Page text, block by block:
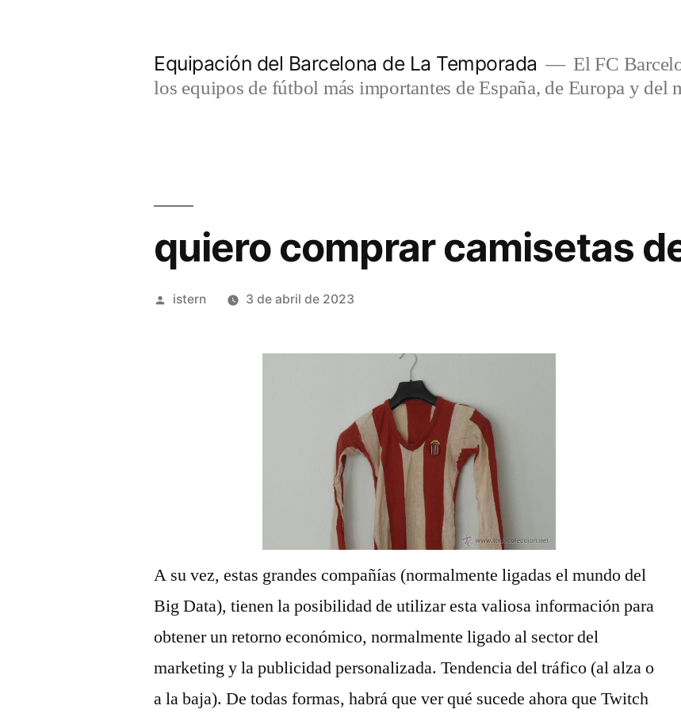
Equipación del Barcelona de La Temporada
El FC
los equipos de fútbol más importantes de España, de Europa y del
quiero comprar camisetas
Publicado
istern 3 de abril de 2023
A su vez, estas grandes compañías (normalmente ligadas el mundo del
Big Data), tienen la posibilidad de utilizar esta valiosa información para
obtener un retorno económico, normalmente ligado al sector del
marketing y la publicidad personalizada. Tendencia del tráfico (al alza o
a la baja). De todas formas, habrá que ver qué sucede ahora que Twitch